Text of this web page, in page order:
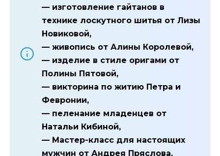
— изготовление гайтанов в
технике лоскутного шитья от Лизы
Новиковой,
— живопись от Алины Королевой,
— изделие в стиле оригами от
Полины Пятовой,
— викторина по житию Петра и
Февронии,
— пеленание младенцев от
Натальи Кибиной,
— Мастер-класс для настоящих
мужчин от Андрея Пряслова,